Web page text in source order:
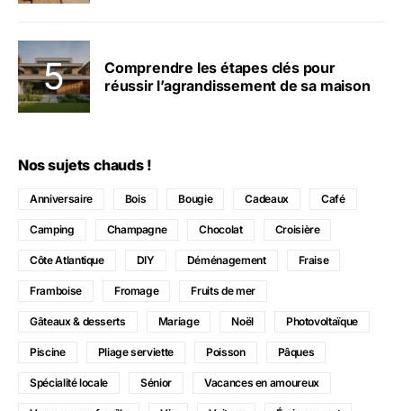
Comprendre les étapes clés pour
réussir l’agrandissement de sa maison
Nos sujets chauds !
Anniversaire Bois Bougie Cadeaux Café
Camping Champagne Chocolat Croisière
Côte Atlantique DIY Déménagement Fraise
Framboise Fromage Fruits de mer
Gâteaux & desserts Mariage Noël Photovoltaïque
Piscine Pliage serviette Poisson Pâques
Spécialité locale Sénior Vacances en amoureux